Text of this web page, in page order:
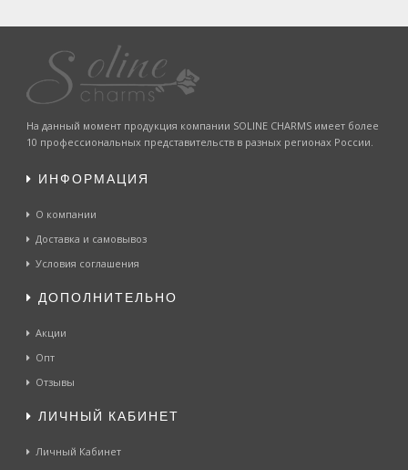
На данный момент продукция компании SOLINE CHARMS имеет более
10 профессиональных представительств в разных регионах России.
ИНФОРМАЦИЯ
О компании
Доставка и самовывоз
Условия соглашения
ДОПОЛНИТЕЛЬНО
Акции
Опт
Отзывы
ЛИЧНЫЙ КАБИНЕТ
Личный Кабинет